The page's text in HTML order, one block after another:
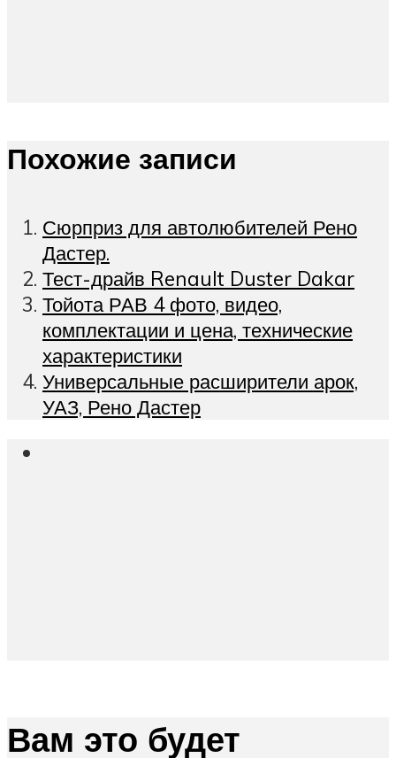
Похожие записи
Сюрприз для автолюбителей Рено
Дастер.
Тест-драйв Renault Duster Dakar
Тойота РАВ 4 фото, видео,
комплектации и цена, технические
характеристики
Универсальные расширители арок,
УАЗ, Рено Дастер
Вам это будет